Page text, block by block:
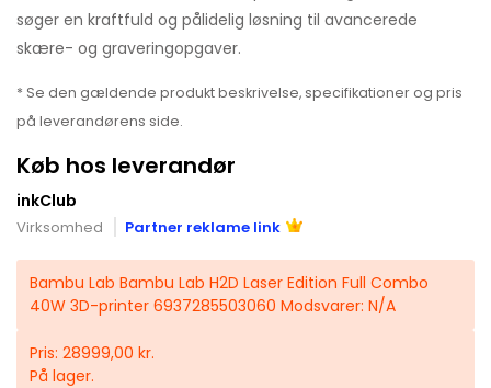
søger en kraftfuld og pålidelig løsning til avancerede
skære- og graveringopgaver.
* Se den gældende produkt beskrivelse, specifikationer og pris
på leverandørens side.
Køb hos leverandør
inkClub
Virksomhed Partner reklame link
Bambu Lab Bambu Lab H2D Laser Edition Full Combo
40W 3D-printer 6937285503060 Modsvarer: N/A
Pris: 28999,00 kr.
På lager.